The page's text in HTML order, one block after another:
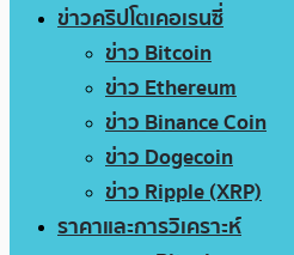
ข่าวคริปโตเคอเรนซี่
ข่าว Bitcoin
ข่าว Ethereum
ข่าว Binance Coin
ข่าว Dogecoin
ข่าว Ripple (XRP)
ราคาและการวิเคราะห์